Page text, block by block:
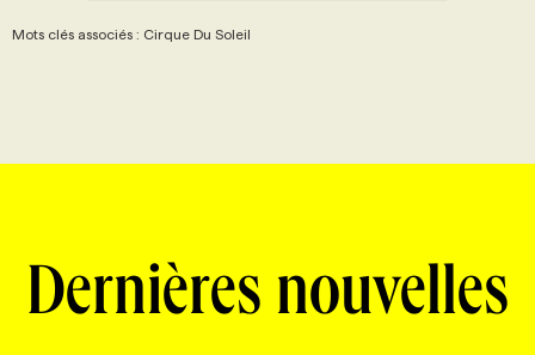
Mots clés associés : Cirque Du Soleil
Dernières nouvelles